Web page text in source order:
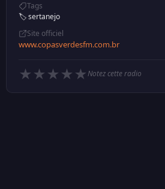
Tags
🏷️ sertanejo
Site officiel
www.copasverdesfm.com.br
★ ★ ★ ★ ★Notez cette radio